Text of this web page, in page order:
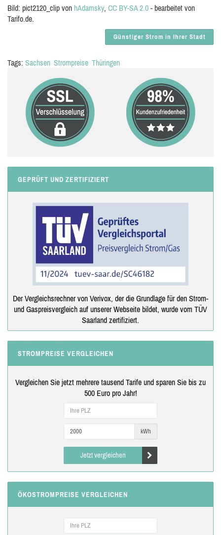
Bild: pict2120_clip von hAdamsky, CC BY-SA 2.0 - bearbeitet von
Tarifo.de.
Günstiger Strom in Ihrer Stadt
Tags: Sachsen Strompreise Thüringen
GEPRÜFT UND ZERTIFIZIERT
Der Vergleichsrechner von Verivox, der die Grundlage für den Strom-
und Gaspreisvergleich auf unserer Webseite bildet, wurde vom TÜV
Saarland zertifiziert.
STROMPREISE VERGLEICHEN
Vergleichen Sie jetzt mehrere tausend Tarife und sparen Sie bis zu
500 Euro pro Jahr!
kWh
Jetzt vergleichen
ÖKOSTROMPREISE VERGLEICHEN